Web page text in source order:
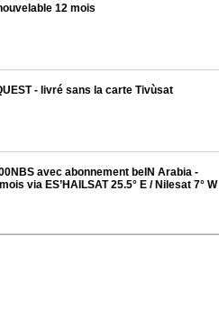
12 mois
- livré sans la carte Tivùsat
avec abonnement beIN Arabia -
via ES’HAILSAT 25.5° E / Nilesat 7° W